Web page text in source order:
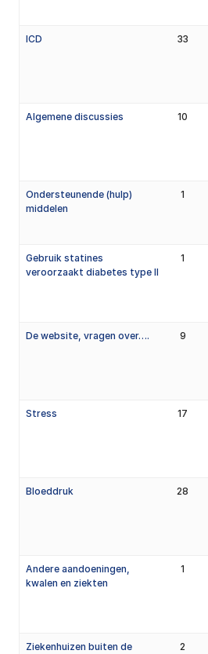
ICD 33
Algemene discussies 10
Ondersteunende (hulp)
middelen
1
Gebruik statines
veroorzaakt diabetes type II
1
De website, vragen over…. 9
Stress 17
Bloeddruk 28
Andere aandoeningen,
kwalen en ziekten
1
Ziekenhuizen buiten de
2